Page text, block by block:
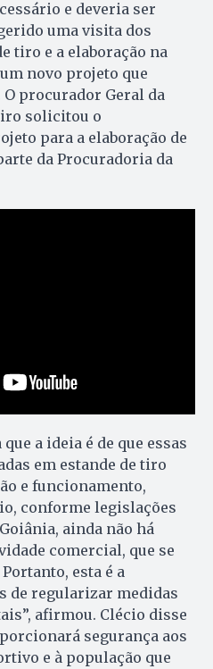
e deveria ser
uma visita dos
tiro e a elaboração na
novo projeto que
O procurador Geral da
solicitou o
para a elaboração de
da Procuradoria da
a ideia é de que essas
em estande de tiro
e funcionamento,
conforme legislações
ainda não há
comercial, que se
esta é a
de regularizar medidas
afirmou. Clécio disse
segurança aos
e à população que